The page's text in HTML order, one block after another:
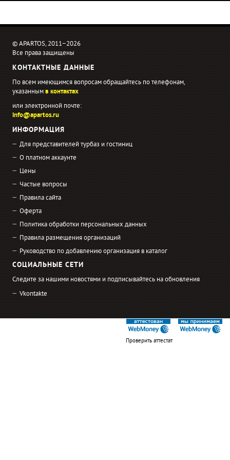
© APARTOS, 2011−2026
Все права защищены
КОНТАКТНЫЕ ДАННЫЕ
По всем имеющимся вопросам обращайтесь по телефонам,
указаннымв контактах
или электронной почте:
info@apartos.ru
ИНФОРМАЦИЯ
Для представителей турбаз и гостиниц
О платном аккаунте
Цены
Частые вопросы
Правила сайта
Оферта
Политика обработки персональных данных
Правила размещения организаций
Руководство по добавлению организация в каталог
СОЦИАЛЬНЫЕ СЕТИ
Следите за нашими новостями и подписывайтесь на обновления
Vkontakte
Проверить аттестат